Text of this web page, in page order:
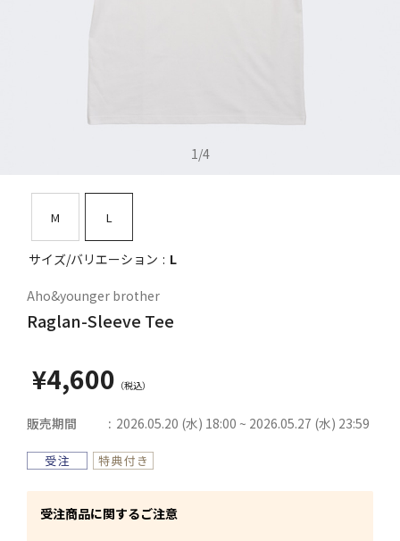
1/4
M L
サイズ/バリエーション L
Aho&younger brother
Raglan-Sleeve Tee
¥4,600
販売期間 2026.05.20 (水) 18:00 ~ 2026.05.27 (水) 23:59
受注商品に関するご注意